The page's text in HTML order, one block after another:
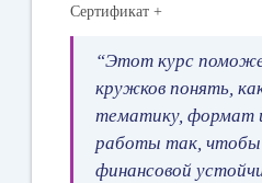
Сертификат +
“Этот курс
кружков понять,
тематику, формат
работы так, чтобы
финансовой